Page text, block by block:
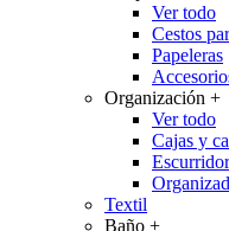
Ver todo
Cestos
Papeleras
Organización +
Ver todo
Cajas y
Textil
Baño +